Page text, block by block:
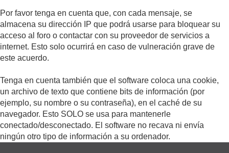
Por favor tenga en cuenta que, con cada mensaje, se
almacena su dirección IP que podrá usarse para bloquear su
acceso al foro o contactar con su proveedor de servicios a
internet. Esto solo ocurrirá en caso de vulneración grave de
este acuerdo.
Tenga en cuenta también que el software coloca una cookie,
un archivo de texto que contiene bits de información (por
ejemplo, su nombre o su contraseña), en el caché de su
navegador. Esto SOLO se usa para mantenerle
conectado/desconectado. El software no recava ni envía
ningún otro tipo de información a su ordenador.